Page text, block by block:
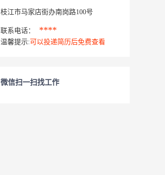
枝江市马家店街办南岗路100号
联系电话： ****
温馨提示: 可以投递简历后免费查看
微信扫一扫找工作